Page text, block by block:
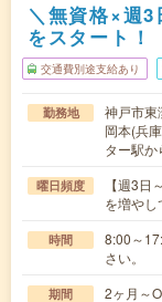
＼無資格×週
をスタート！
交通費別途支給あり
勤務地
神戸市東
岡本(兵
ター駅
曜日頻度
【週3
を増やし
時間
8:00～
さい。
期間 2ヶ月～